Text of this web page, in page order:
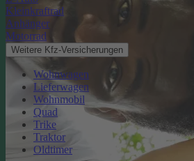
Kleinkraftrad
Anhänger
Motorrad
Weitere Kfz-Versicherungen
Wohnwagen
Lieferwagen
Wohnmobil
Quad
Trike
Traktor
Oldtimer